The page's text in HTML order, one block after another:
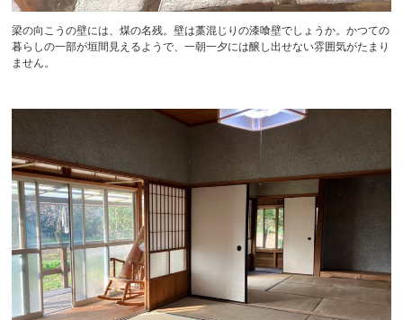
梁の向こうの壁には、煤の名残。壁は藁混じりの漆喰壁でしょうか。かつての
暮らしの一部が垣間見えるようで、一朝一夕には醸し出せない雰囲気がたまり
ません。